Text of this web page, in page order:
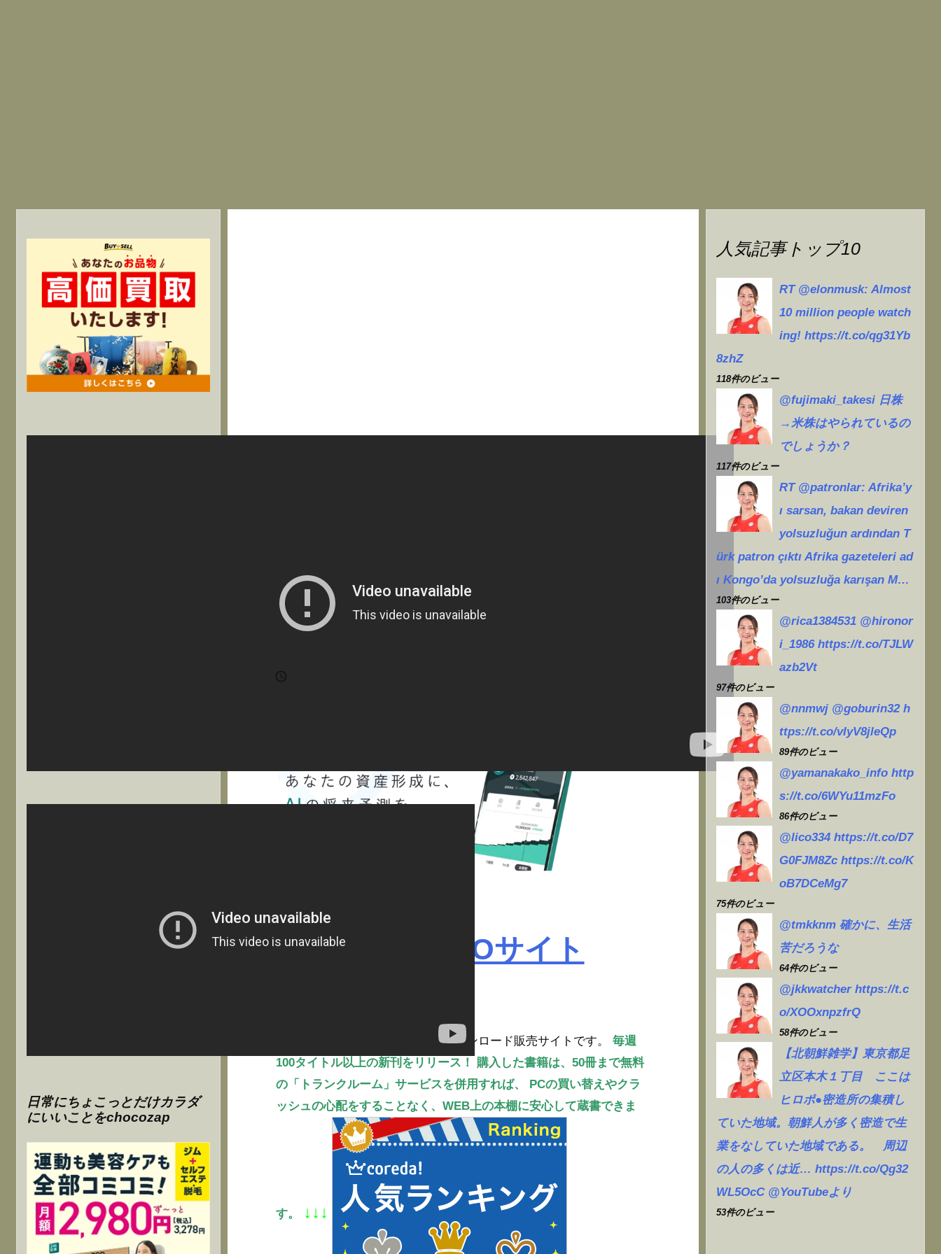
国民民主党 とうとう散る行動に出たか

ROBOPROサイト
快適に読書ができる電子書籍のダウンロード販売サイトです。 毎週
100タイトル以上の新刊をリリース！
購入した書籍は、50冊まで無料
の「トランクルーム」サービスを併用すれば、
PCの買い替えやクラ
ッシュの心配をすることなく、WEB上の本棚に安心して蔵書できま
す。 ↓↓↓
日常にちょこっとだけカラダ
にいいことをchocozap
人気記事トップ10
RT @elonmusk: Almost
10 million people watch
ing! https://t.co/qg31Yb
8zhZ
118件のビュー
@fujimaki_takesi 日株
→米株はやられているの
でしょうか？
117件のビュー
RT @patronlar: Afrika’y
ı sarsan, bakan deviren
yolsuzluğun ardından T
ürk patron çıktı Afrika gazeteleri ad
ı Kongo’da yolsuzluğa karışan M…
103件のビュー
@rica1384531 @hironor
i_1986 https://t.co/TJLW
azb2Vt
97件のビュー
@nnmwj @goburin32 h
ttps://t.co/vIyV8jleQp
89件のビュー
@yamanakako_info http
s://t.co/6WYu11mzFo
86件のビュー
@lico334 https://t.co/D7
G0FJM8Zc https://t.co/K
oB7DCeMg7
75件のビュー
@tmkknm 確かに、生活
苦だろうな
64件のビュー
@jkkwatcher https://t.c
o/XOOxnpzfrQ
58件のビュー
【北朝鮮雑学】東京都足
立区本木１丁目 ここは
ヒロポ●密造所の集積し
ていた地域。朝鮮人が多く密造で生
業をなしていた地域である。 周辺
の人の多くは近… https://t.co/Qg32
WL5OcC @YouTubeより
53件のビュー